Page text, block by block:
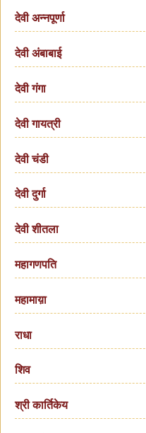
देवी अन्नपूर्णा
देवी अंबाबाई
देवी गंगा
देवी गायत्री
देवी चंडी
देवी दुर्गा
देवी शीतला
महागणपति
महामाय़ा
राधा
शिव
श्री कार्तिकेय